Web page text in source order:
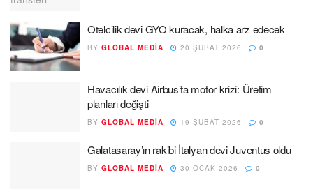
Otelcilik devi GYO kuracak, halka arz edecek
BY GLOBAL MEDIA 20 ŞUBAT 2026 0
Havacılık devi Airbus’ta motor krizi: Üretim
planları değişti
BY GLOBAL MEDIA 19 ŞUBAT 2026 0
Galatasaray’ın rakibi İtalyan devi Juventus oldu
BY GLOBAL MEDIA 30 OCAK 2026 0